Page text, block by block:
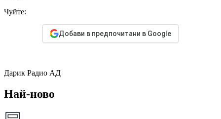
Чуйте:
Добави в предпочитани в Google
Дарик Радио АД
Най-ново